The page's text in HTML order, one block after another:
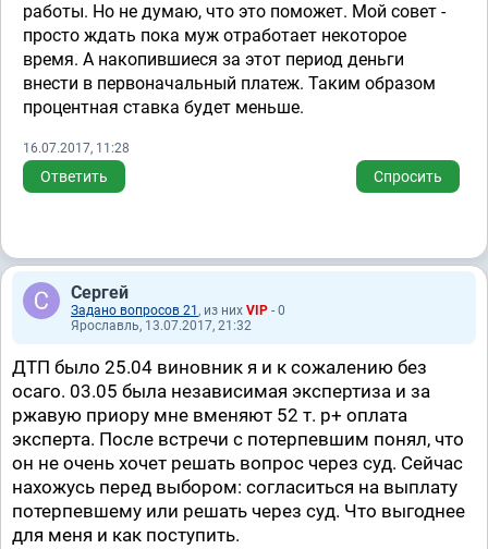
работы. Но не думаю, что это поможет. Мой совет -
просто ждать пока муж отработает некоторое
время. А накопившиеся за этот период деньги
внести в первоначальный платеж. Таким образом
процентная ставка будет меньше.
16.07.2017, 11:28
Ответить Спросить
Сергей
Задано вопросов 21 , из них VIP - 0
Ярославль, 13.07.2017, 21:32
ДТП было 25.04 виновник я и к сожалению без
осаго. 03.05 была независимая экспертиза и за
ржавую приору мне вменяют 52 т. р+ оплата
эксперта. После встречи с потерпевшим понял, что
он не очень хочет решать вопрос через суд. Сейчас
нахожусь перед выбором: согласиться на выплату
потерпевшему или решать через суд. Что выгоднее
для меня и как поступить.